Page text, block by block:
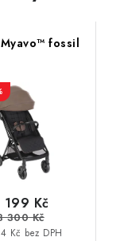
fossil
Kč bez DPH
199 Kč
300 Kč